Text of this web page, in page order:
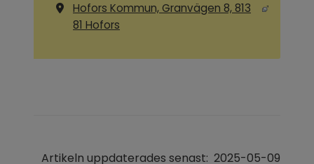
Hofors Kommun, Granvägen 8, 813
81 Hofors
Artikeln uppdaterades senast: 2025-05-09